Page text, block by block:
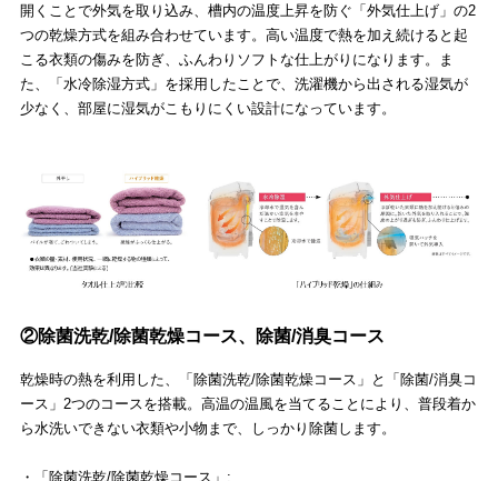
開くことで外気を取り込み、槽内の温度上昇を防ぐ「外気仕上げ」の2
つの乾燥方式を組み合わせています。高い温度で熱を加え続けると起
こる衣類の傷みを防ぎ、ふんわりソフトな仕上がりになります。ま
た、「水冷除湿方式」を採用したことで、洗濯機から出される湿気が
少なく、部屋に湿気がこもりにくい設計になっています。
②除菌洗乾/除菌乾燥コース、除菌/消臭コース
乾燥時の熱を利用した、「除菌洗乾/除菌乾燥コース」と「除菌/消臭コ
ース」2つのコースを搭載。高温の温風を当てることにより、普段着か
ら水洗いできない衣類や小物まで、しっかり除菌します。
・「除菌洗乾/除菌乾燥コース」: